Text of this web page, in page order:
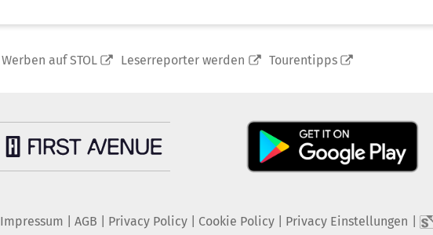
Werben auf STOL Leserreporter werden Tourentipps
Impressum AGB Privacy Policy| Cookie Policy| Privacy Einstellungen